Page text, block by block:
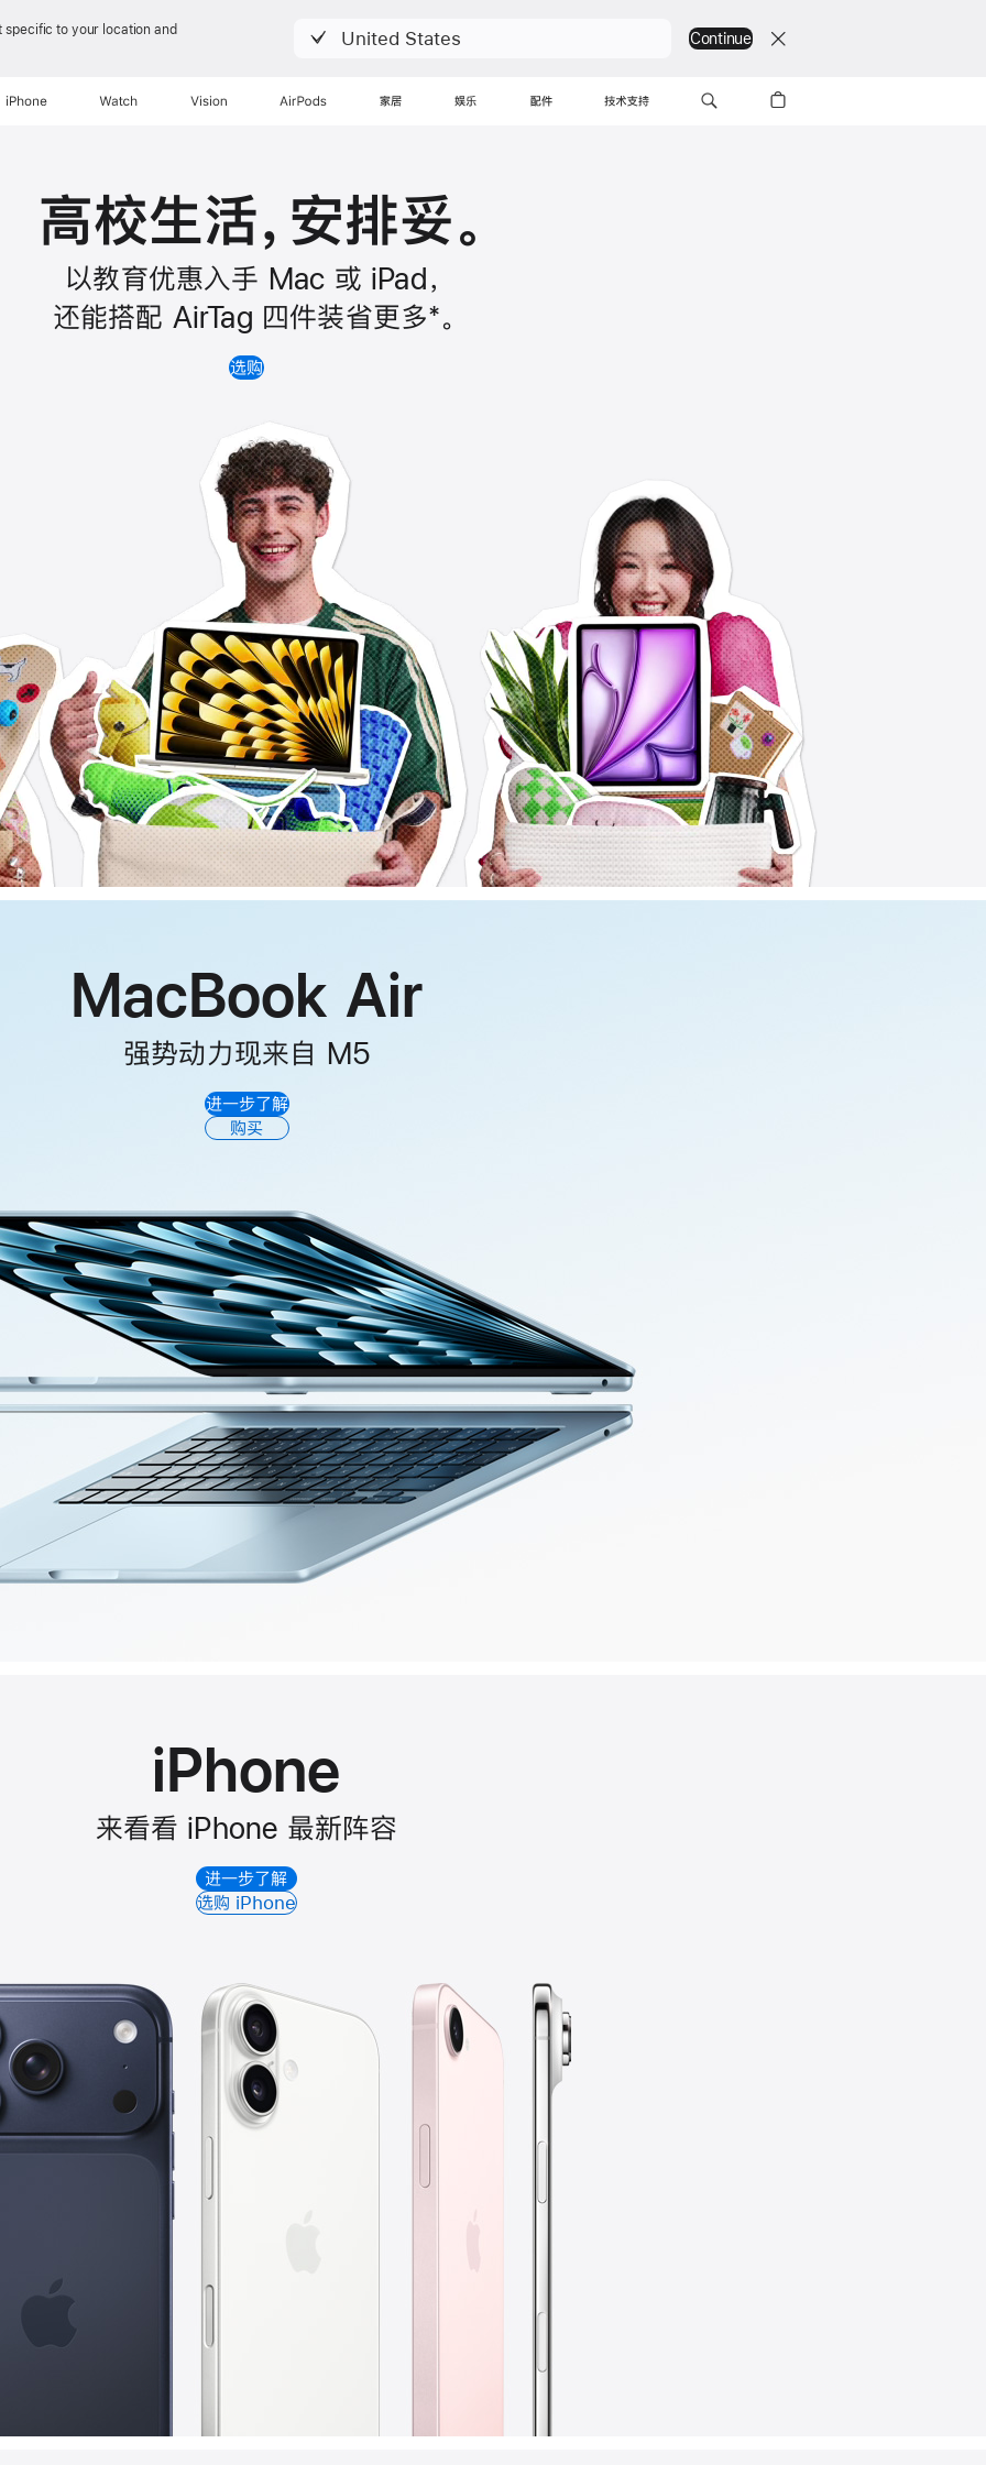
specific to your location and United States Continue
iPhone Watch Vision AirPods 家居 娱乐 配件 技术支持
高校生活，安排妥。
以教育优惠入手 Mac 或 iPad ，
还能搭配 AirTag 四件装省更多*。
选购
MacBook Air
强势动力现来自 M5
进一步了解
购买
iPhone
来看看 iPhone 最新阵容
进一步了解
选购 iPhone